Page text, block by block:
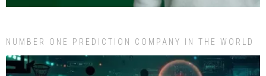
NUMBER ONE PREDICTION COMPANY IN THE WORLD